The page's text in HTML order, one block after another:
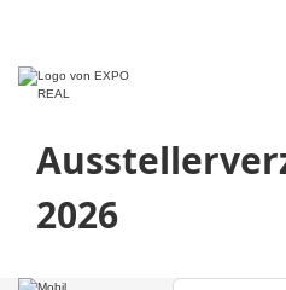
2026